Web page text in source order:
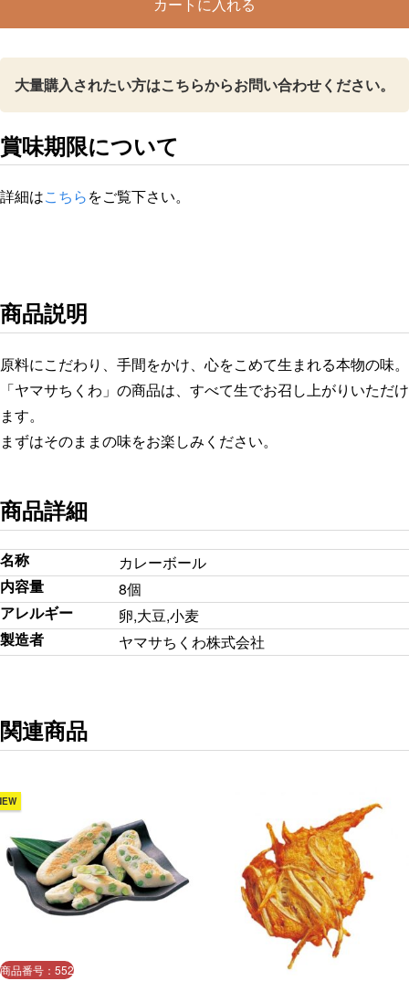
カートに入れる
大量購入されたい方はこちらからお問い合わせください。
賞味期限について
詳細はこちらをご覧下さい。
商品説明
原料にこだわり、手間をかけ、心をこめて生まれる本物の味。
「ヤマサちくわ」の商品は、すべて生でお召し上がりいただけ
ます。
まずはそのままの味をお楽しみください。
商品詳細
名称
カレーボール
内容量
8個
アレルギー
卵,大豆,小麦
製造者
ヤマサちくわ株式会社
関連商品
商品番号：552